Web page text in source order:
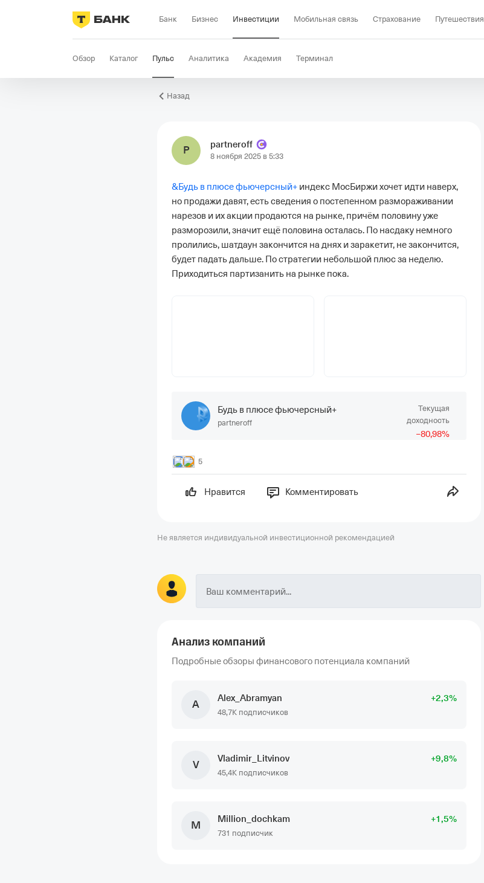
Банк Бизнес Инвестиции Мобильная связь Страхование Путешествия
Обзор Каталог Пульс Аналитика Академия Терминал
Назад
P partneroff
8 ноября 2025 в 5:33
&Будь в плюсе фьючерсный+ индекс МосБиржи хочет идти наверх,
но продажи давят, есть сведения о постепенном размораживании
нарезов и их акции продаются на рынке, причём половину уже
разморозили, значит ещё половина осталась. По насдаку немного
пролились, шатдаун закончится на днях и заракетит, не закончится,
будет падать дальше. По стратегии небольшой плюс за неделю.
Приходиться партизанить на рынке пока.
Будь в плюсе фьючерсный+
partneroff
Текущая
доходность
−80,98%
5
Нравится Комментировать
Не является индивидуальной инвестиционной рекомендацией
Ваш комментарий...
Анализ компаний
Подробные обзоры финансового потенциала компаний
A
Alex_Abramyan +2,3%
48,7K подписчиков
V
Vladimir_Litvinov +9,8%
45,4K подписчиков
M
Million_dochkam +1,5%
731 подписчик